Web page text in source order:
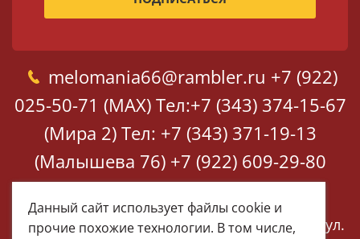
melomania66@rambler.ru +7 (922)
025-50-71 (MAX) Тел:+7 (343) 374-15-67
(Мира 2) Тел: +7 (343) 371-19-13
(Малышева 76) +7 (922) 609-29-80
(MAX)
Екатеринбург, ул. Мира 2
Екатеринбург, ул.
Данный сайт использует файлы cookie и
прочие похожие технологии. В том числе,